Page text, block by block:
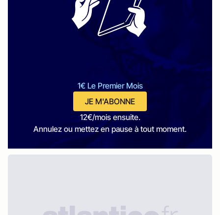
1€ Le Premier Mois
JE M'ABONNE
12€/mois ensuite.
Annulez ou mettez en pause à tout moment.